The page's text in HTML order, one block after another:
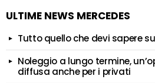
ULTIME NEWS MERCEDES
Tutto quello che devi sapere
Noleggio a lungo termine,
diffusa anche per i privati